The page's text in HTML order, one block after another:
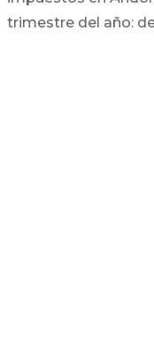
trimestre del año: